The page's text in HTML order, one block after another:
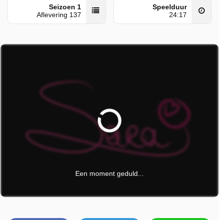
Seizoen 1
Aflevering 137
Speelduur
24:17
Een moment geduld...